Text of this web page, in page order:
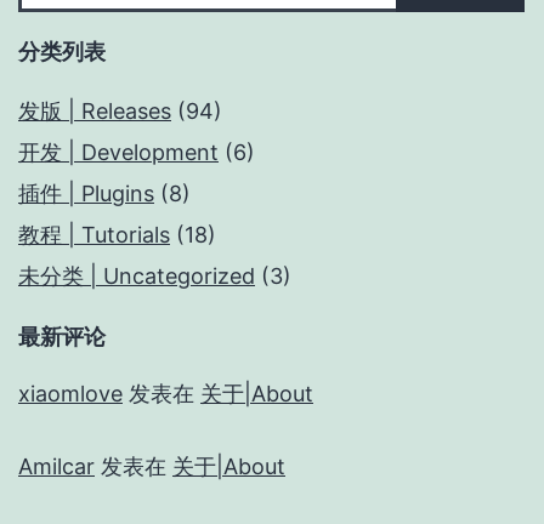
分类列表
发版 | Releases (94)
开发 | Development (6)
插件 | Plugins (8)
教程 | Tutorials (18)
未分类 | Uncategorized (3)
最新评论
xiaomlove 发表在 关于|About
Amilcar 发表在 关于|About